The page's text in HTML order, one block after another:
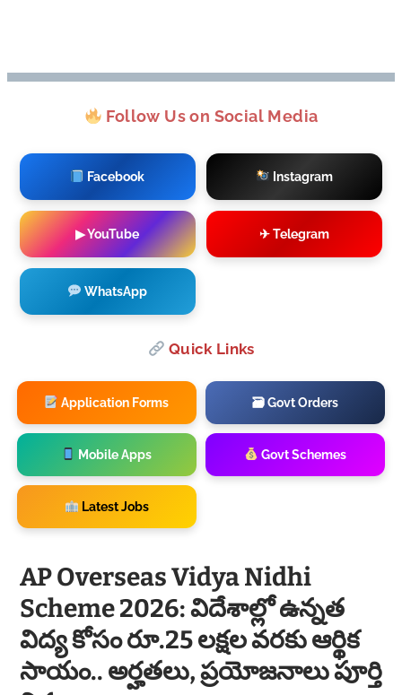
Follow Us on Social Media
Facebook Instagram
▶ YouTube ✈ Telegram
WhatsApp
Quick Links
Application Forms 🗃 Govt Orders
Mobile Apps Govt Schemes
Latest Jobs
AP Overseas Vidya Nidhi
Scheme 2026: విదేశాల్లో ఉన్నత
విద్య కోసం రూ.25 లక్షల వరకు ఆర్థిక
సాయం.. అర్హతలు, ప్రయోజనాలు పూర్తి